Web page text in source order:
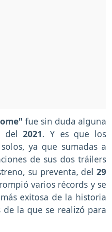
fue sin duda alguna
del2021. Y es que los
ya que sumadas a
de sus dos tráilers
su preventa, del 29
rompió varios récords y se
exitosa de la historia
la que se realizó para